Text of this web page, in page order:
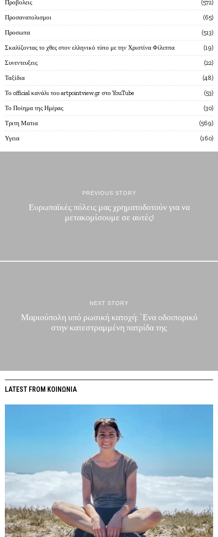
Προβολεις 572
Προσανατολισμοι 65
Προσωπα 513
Σκαλίζοντας το χθες στον ελληνικό τύπο με την Χριστίνα Φίλιππα 19
Συνεντευξεις 22
Ταξίδια 48
Το official κανάλι του artpointview.gr στο YouTube 53
Το Ποίημα της Ημέρας 30
Τριτη Ματια 569
Υγεια 160
PREVIOUS STORY
Ευρωπαϊκές πόλεις μας χρηματοδοτούν για να
μετακομίσουμε σε αυτές!
NEXT STORY
Μαριούπολη υπό ρωσική κατοχή: ΄Ενα οδοιπορικό
στην κατεστραμμένη πατρίδα της
LATEST FROM ΚΟΙΝΩΝΙΑ